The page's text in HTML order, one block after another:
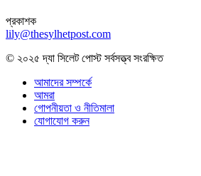
প্রকাশক
lily@thesylhetpost.com
© ২০২৫ দ্যা সিলেট পোস্ট সর্বসত্ত্ব সংরক্ষিত
আমাদের সম্পর্কে
আমরা
গোপনীয়তা ও নীতিমালা
যোগাযোগ করুন